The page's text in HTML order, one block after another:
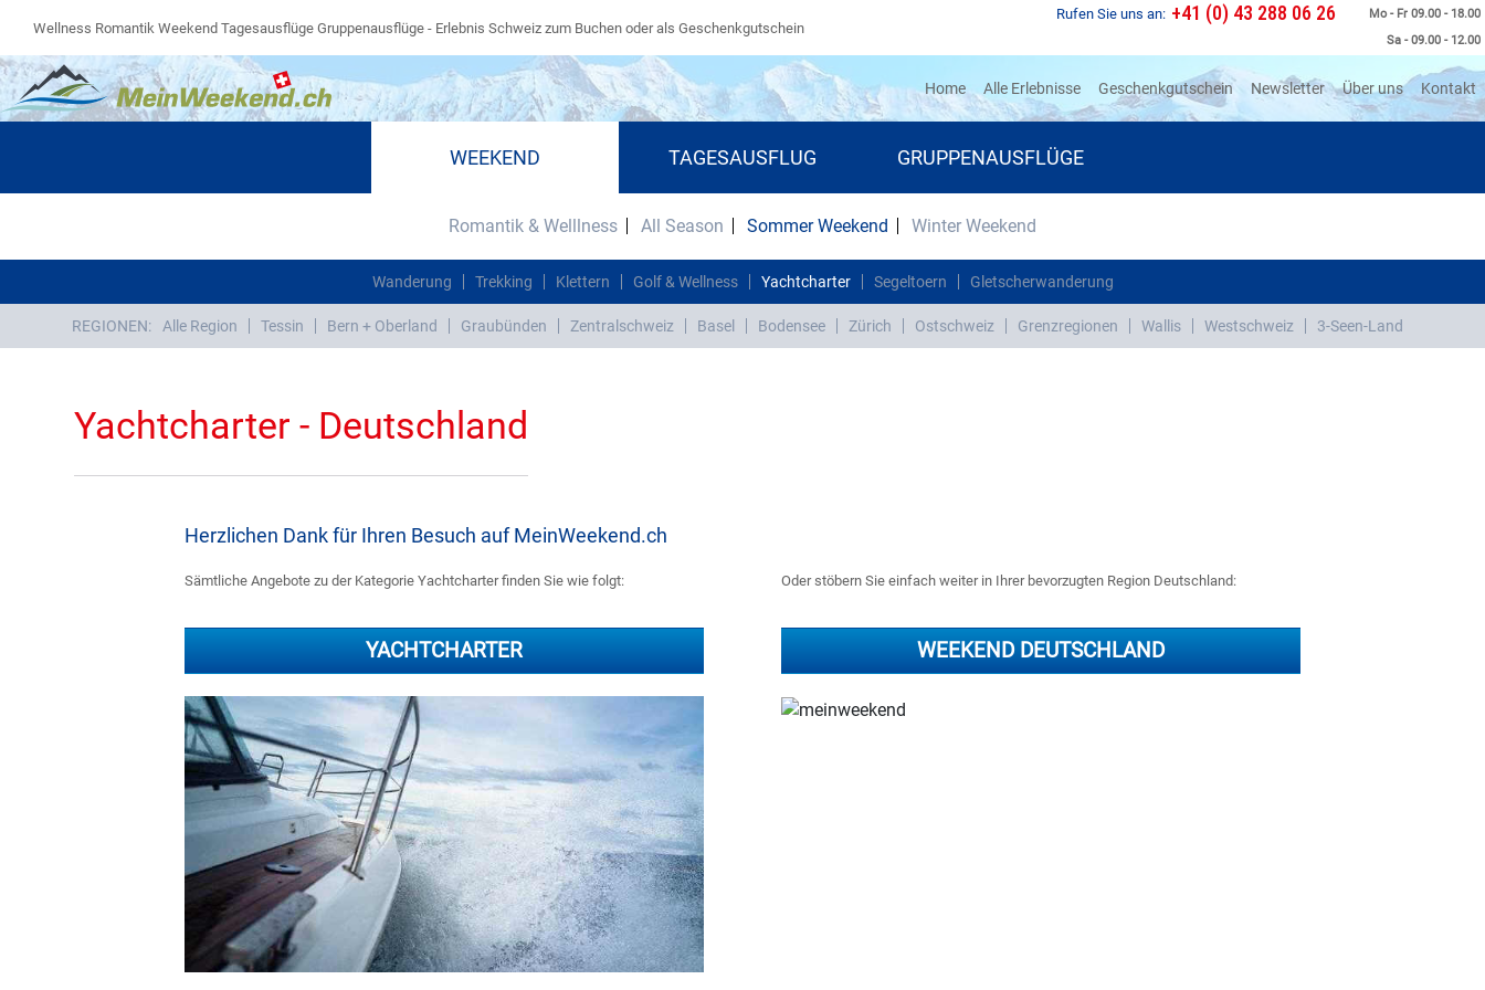
Wellness Romantik Weekend Tagesausflüge Gruppenausflüge - Erlebnis Schweiz zum Buchen oder als Geschenkgutschein
Mo - Fr 09.00 - 18.00
Sa - 09.00 - 12.00
Rufen Sie uns an: +41 (0) 43 288 06 26
Home(current)
Alle Erlebnisse Geschenkgutschein Newsletter Über uns Kontakt
WEEKEND TAGESAUSFLUG GRUPPENAUSFLÜGE
Romantik & Welllness All Season Sommer Weekend Winter Weekend
Wanderung Trekking Klettern Golf & Wellness Yachtcharter Segeltoern Gletscherwanderung
REGIONEN: Alle Region Tessin Bern + Oberland Graubünden Zentralschweiz Basel Bodensee Zürich Ostschweiz Grenzregionen Wallis Westschweiz 3-Seen-Land
Yachtcharter - Deutschland
Herzlichen Dank für Ihren Besuch auf MeinWeekend.ch
Sämtliche Angebote zu der Kategorie Yachtcharter finden Sie wie folgt:
YACHTCHARTER
Oder stöbern Sie einfach weiter in Ihrer bevorzugten Region Deutschland:
WEEKEND DEUTSCHLAND